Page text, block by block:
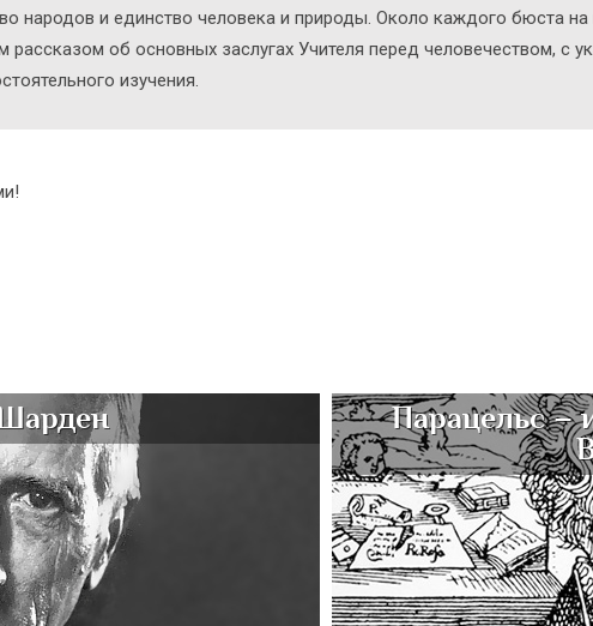
народов и единство человека и природы. Около каждого бюста на
об основных заслугах Учителя перед человечеством, с
изучения.
Парацельс –